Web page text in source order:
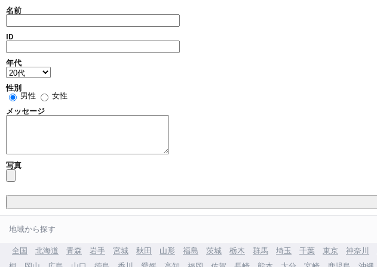
名前
ID
年代
性別
男性
女性
メッセージ
写真
地域から探す
全国 北海道 青森 岩手 宮城 秋田 山形 福島 茨城 栃木 群馬 埼玉 千葉 東京 神奈川